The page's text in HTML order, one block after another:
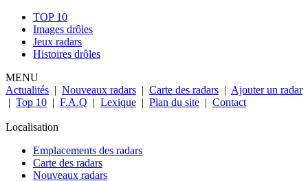
TOP 10
Images drôles
Jeux radars
Histoires drôles
MENU
Actualités | Nouveaux radars | Carte des radars | Ajouter un radar
| Top 10 | F.A.Q | Lexique | Plan du site | Contact
Localisation
Emplacements des radars
Carte des radars
Nouveaux radars